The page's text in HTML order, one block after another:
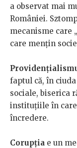
a observat mai
României.
mecanisme care
care mențin
faptul că, în
sociale, biserica
instituțiile în
încredere.
Corupția e un